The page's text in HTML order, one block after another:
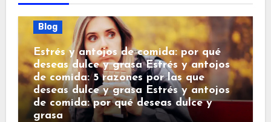
Blog
Estrés y antojos de comida: por qué
deseas dulce y grasa Estrés y antojos
de comida: 5 razones por las que
deseas dulce y grasa Estrés y antojos
de comida: por qué deseas dulce y
grasa